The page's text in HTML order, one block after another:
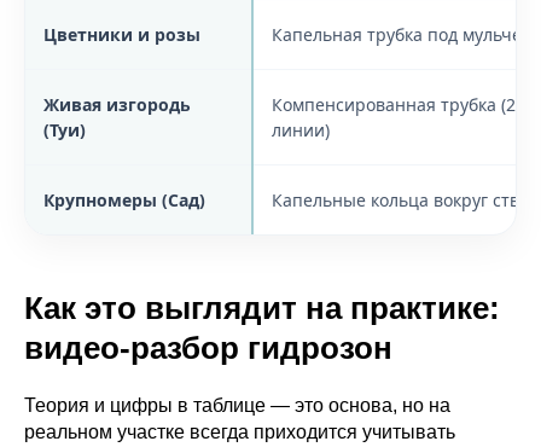
Цветники и розы Капельная трубка под мульчей
Живая изгородь
(Туи)
Компенсированная трубка (2
линии)
Крупномеры (Сад) Капельные кольца вокруг
Как это выглядит на практике:
видео-разбор гидрозон
Теория и цифры в таблице — это основа, но на
реальном участке всегда приходится учитывать